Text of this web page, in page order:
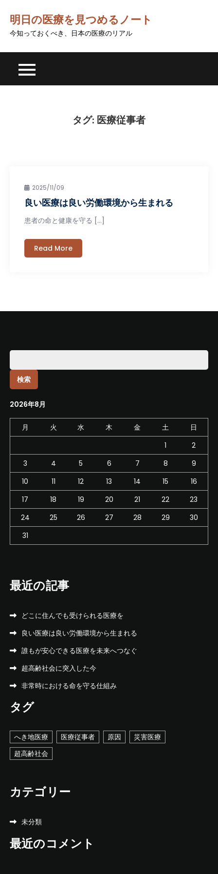
content
明日の医療を見つめるノート
今知っておくべき、日本の医療のリアル
タグ: 医療従事者
2025/11/09
良い医療は良い労働環境から生まれる
患者の命と健康を守る […]
Read More
索:
2026年8月
月 火 水 木 金 土
日
1
2
3
4 5 6 7 8
9
10
11 12 13 14 15
16
17
18 19 20 21 22
23
24
25 26 27 28 29
30
31
最近の記事
どこに住んでも受けられる医療を
良い医療は良い労働環境から生まれる
誰もが安心できる医療を未来へつなぐ
超高齢社会に突入した今
非常時における命を守る仕組み
タグ
へき地医療 医療従事者 原因
災害医療
超高齢社会
カテゴリー
未分類
最近のコメント